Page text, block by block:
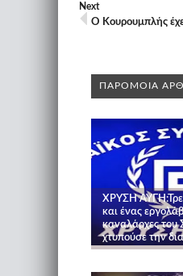
Next
Ο Κουρουμπλής
ΠΑΡΟΜΟΙΑ
ΧΡΥΣΗ
και ένας
καναλάρχες του
χτυπούσε την